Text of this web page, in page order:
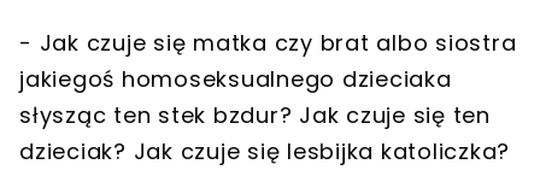
- Jak czuje się matka czy brat albo siostra
jakiegoś homoseksualnego dzieciaka
słysząc ten stek bzdur? Jak czuje się ten
dzieciak? Jak czuje się lesbijka katoliczka?